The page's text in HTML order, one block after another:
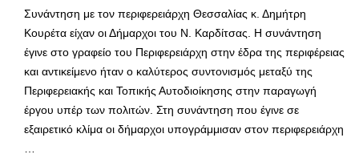
Συνάντηση με τον περιφερειάρχη Θεσσαλίας κ. Δημήτρη
Κουρέτα είχαν οι Δήμαρχοι του Ν. Καρδίτσας. Η συνάντηση
έγινε στο γραφείο του Περιφερειάρχη στην έδρα της περιφέρειας
και αντικείμενο ήταν ο καλύτερος συντονισμός μεταξύ της
Περιφερειακής και Τοπικής Αυτοδιοίκησης στην παραγωγή
έργου υπέρ των πολιτών. Στη συνάντηση που έγινε σε
εξαιρετικό κλίμα οι δήμαρχοι υπογράμμισαν στον περιφερειάρχη
…